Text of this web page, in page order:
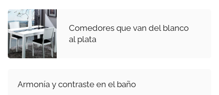
Comedores que van del blanco
al plata
Armonía y contraste en el baño